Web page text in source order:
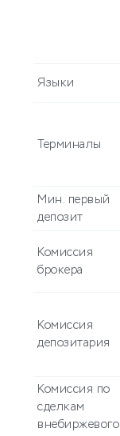
Языки
Терминалы
Мин. первый
депозит
Комиссия
брокера
Комиссия
депозитария
Комиссия по
сделкам
внебиржевого